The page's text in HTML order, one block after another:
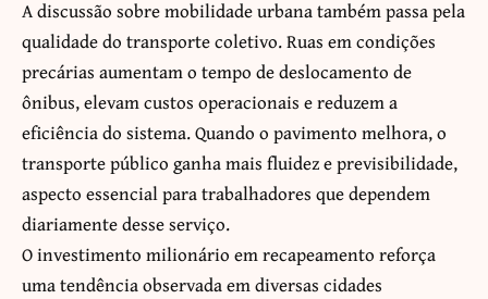
A discussão sobre mobilidade urbana também passa pela
qualidade do transporte coletivo. Ruas em condições
precárias aumentam o tempo de deslocamento de
ônibus, elevam custos operacionais e reduzem a
eficiência do sistema. Quando o pavimento melhora, o
transporte público ganha mais fluidez e previsibilidade,
aspecto essencial para trabalhadores que dependem
diariamente desse serviço.
O investimento milionário em recapeamento reforça
uma tendência observada em diversas cidades